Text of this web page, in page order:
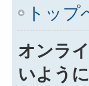
トップ
オンラ
いよう